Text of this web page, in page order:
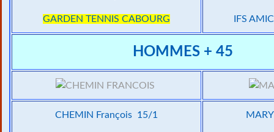
GARDEN TENNIS CABOURG IFS
HOMMES + 45
CHEMIN François 15/1